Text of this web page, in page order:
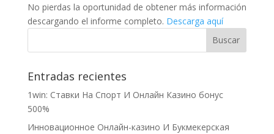
No pierdas la oportunidad de obtener más información
descargando el informe completo. Descarga aquí
Entradas recientes
1win: Ставки На Cпорт И Онлайн Казино бонус
500%
Инновационное Онлайн-казино И Букмекерская